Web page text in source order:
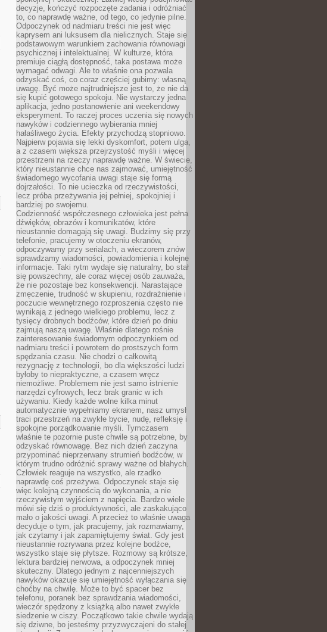
decyzje, kończyć rozpoczęte zadania i odróżniać
to, co naprawdę ważne, od tego, co jedynie pilne.
Odpoczynek od nadmiaru treści nie jest więc
kaprysem ani luksusem dla nielicznych. Staje się
podstawowym warunkiem zachowania równowagi
psychicznej i intelektualnej. W kulturze, która
premiuje ciągłą dostępność, taka postawa może
wymagać odwagi. Ale to właśnie ona pozwala
odzyskać coś, co coraz częściej gubimy: własną
uwagę. Być może najtrudniejsze jest to, że nie da
się kupić gotowego spokoju. Nie wystarczy jedna
aplikacja, jedno postanowienie ani weekendowy
eksperyment. To raczej proces uczenia się nowych
nawyków i codziennego wybierania mniej
hałaśliwego życia. Efekty przychodzą stopniowo.
Najpierw pojawia się lekki dyskomfort, potem ulga,
a z czasem większa przejrzystość myśli i więcej
przestrzeni na rzeczy naprawdę ważne. W świecie,
który nieustannie chce nas zajmować, umiejętność
świadomego wycofania uwagi staje się formą
dojrzałości. To nie ucieczka od rzeczywistości,
lecz próba przeżywania jej pełniej, spokojniej i
bardziej po swojemu.
Codzienność współczesnego człowieka jest pełna
dźwięków, obrazów i komunikatów, które
nieustannie domagają się uwagi. Budzimy się przy
telefonie, pracujemy w otoczeniu ekranów,
odpoczywamy przy serialach, a wieczorem znów
sprawdzamy wiadomości, powiadomienia i kolejne
informacje. Taki rytm wydaje się naturalny, bo stał
się powszechny, ale coraz więcej osób zauważa,
że nie pozostaje bez konsekwencji. Narastające
zmęczenie, trudność w skupieniu, rozdrażnienie i
poczucie wewnętrznego rozproszenia często nie
wynikają z jednego wielkiego problemu, lecz z
tysięcy drobnych bodźców, które dzień po dniu
zajmują naszą uwagę. Właśnie dlatego rośnie
zainteresowanie świadomym odpoczynkiem od
nadmiaru treści i powrotem do prostszych form
spędzania czasu. Nie chodzi o całkowitą
rezygnację z technologii, bo dla większości ludzi
byłoby to niepraktyczne, a czasem wręcz
niemożliwe. Problemem nie jest samo istnienie
narzędzi cyfrowych, lecz brak granic w ich
używaniu. Kiedy każde wolne kilka minut
automatycznie wypełniamy ekranem, nasz umysł
traci przestrzeń na zwykłe bycie, nudę, refleksję i
spokojne porządkowanie myśli. Tymczasem
właśnie te pozornie puste chwile są potrzebne, by
odzyskać równowagę. Bez nich dzień zaczyna
przypominać nieprzerwany strumień bodźców, w
którym trudno odróżnić sprawy ważne od błahych.
Człowiek reaguje na wszystko, ale rzadko
naprawdę coś przeżywa. Odpoczynek staje się
więc kolejną czynnością do wykonania, a nie
rzeczywistym wyjściem z napięcia. Bardzo wiele
mówi się dziś o produktywności, ale zaskakująco
mało o jakości uwagi. A przecież to właśnie uwaga
decyduje o tym, jak pracujemy, jak rozmawiamy,
jak czytamy i jak zapamiętujemy świat. Gdy jest
nieustannie rozrywana przez kolejne bodźce,
wszystko staje się płytsze. Rozmowy są krótsze,
lektura bardziej nerwowa, a odpoczynek mniej
skuteczny. Dlatego jednym z najcenniejszych
nawyków okazuje się umiejętność wyłączania się
choćby na chwilę. Może to być spacer bez
telefonu, poranek bez sprawdzania wiadomości,
wieczór spędzony z książką albo nawet zwykłe
siedzenie w ciszy. Początkowo takie chwile wydają
się dziwne, bo jesteśmy przyzwyczajeni do stałej